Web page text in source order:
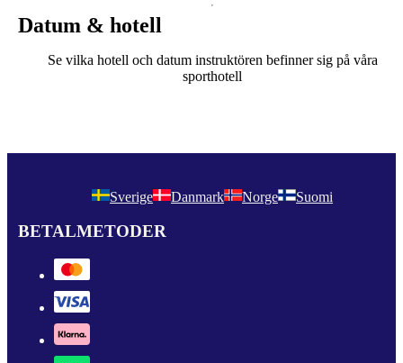
Datum & hotell
Se vilka hotell och datum instruktören befinner sig på våra
sporthotell
Sverige Danmark Norge Suomi
BETALMETODER